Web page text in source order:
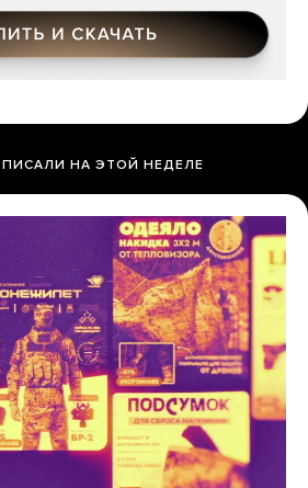
НА ЭТОЙ НЕДЕЛЕ